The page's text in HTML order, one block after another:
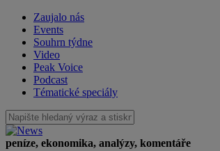
Zaujalo nás
Events
Souhrn týdne
Video
Peak Voice
Podcast
Tématické speciály
peníze, ekonomika, analýzy, komentáře